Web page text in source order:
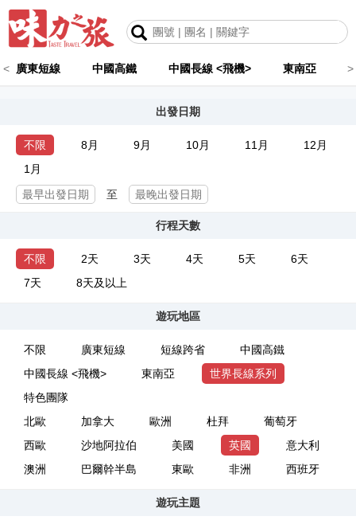
< 廣東短線 中國高鐵 中國長線 <飛機> 東南亞 >
出發日期
不限 8月 9月 10月 11月
12月
1月
至
行程天數
不限 2天 3天 4天 5天
6天
7天
8天及以上
遊玩地區
不限 廣東短線 短線跨省
中國高鐵
中國長線 <飛機>
東南亞
世界長線系列
特色團隊
北歐
加拿大 歐洲 杜拜
葡萄牙
西歐
沙地阿拉伯 美國 英國
意大利
澳洲
巴爾幹半島 東歐 非洲 西班牙
遊玩主題